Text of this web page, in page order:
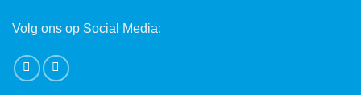
Volg ons op Social Media: